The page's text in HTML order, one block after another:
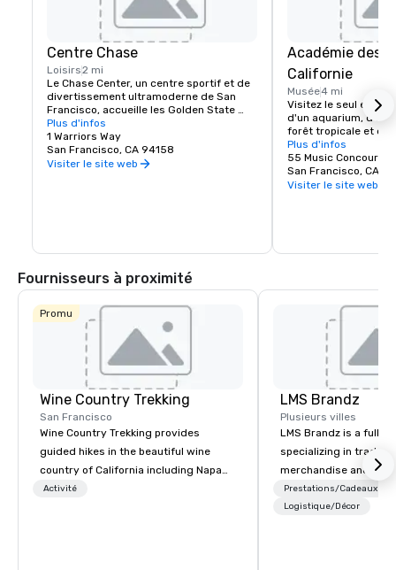
Centre Chase
Loisirs2 mi
Le Chase Center, un centre sportif et de
divertissement ultramoderne de San
Francisco, accueille les Golden State
Warriors et organise près de 200
événements par an.
Plus d'infos
1 Warriors Way
San Francisco, CA 94158
Visiter le site web
Académie des
Californie
Musée4 mi
Visitez le seul
d'un aquarium, d'un
forêt tropicale et
naturelle, le tout
Plus d'infos
55 Music Concourse
San Francisco, CA
Visiter le site web
Fournisseurs à proximité
Promu
Wine Country Trekking
San Francisco
Wine Country Trekking provides
guided hikes in the beautiful wine
country of California including Napa
and Sonoma Valleys. These
Activité
LMS Brandz
Plusieurs villes
LMS Brandz is a full-
specializing in trade
merchandise and
booth giveaways and
to executive gifting,
Prestations/Cadeaux
Logistique/Décor